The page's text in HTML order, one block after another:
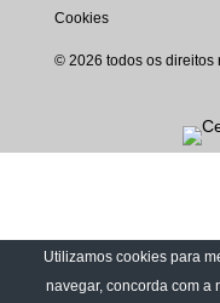
Cookies
© 2026 todos os direitos
Utilizamos cookies para
navegar, concorda com a